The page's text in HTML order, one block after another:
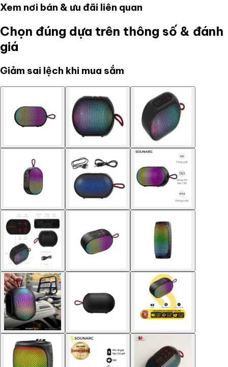
Xem nơi bán & ưu đãi liên quan
Chọn đúng dựa trên thông số & đánh
giá
Giảm sai lệch khi mua sắm